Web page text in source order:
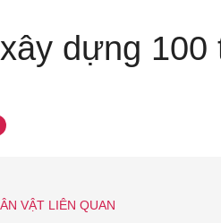
dựng
VẬT LIÊN QUAN